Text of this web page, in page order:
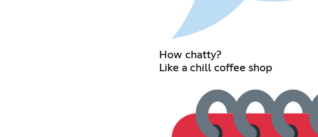
How chatty?
Like a chill coffee shop